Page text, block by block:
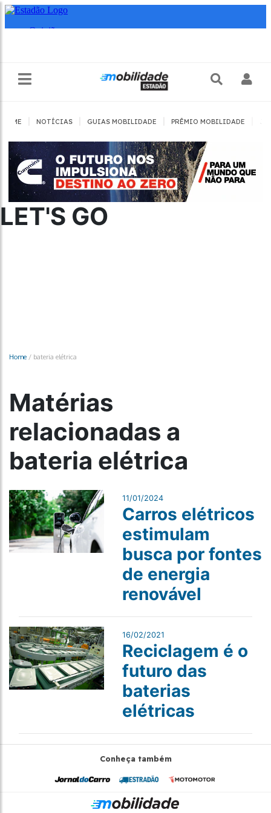
HOME NOTÍCIAS GUIAS MOBILIDADE PRÊMIO MOBILIDADE
LET'S GO
Home / bateria elétrica
Matérias
relacionadas a
bateria elétrica
11/01/2024
Carros elétricos
estimulam
busca por fontes
de energia
renovável
16/02/2021
Reciclagem é o
futuro das
baterias
elétricas
Conheça também